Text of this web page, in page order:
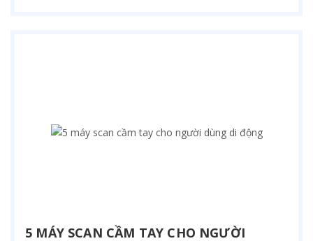
5 MÁY SCAN CẦM TAY CHO NGƯỜI